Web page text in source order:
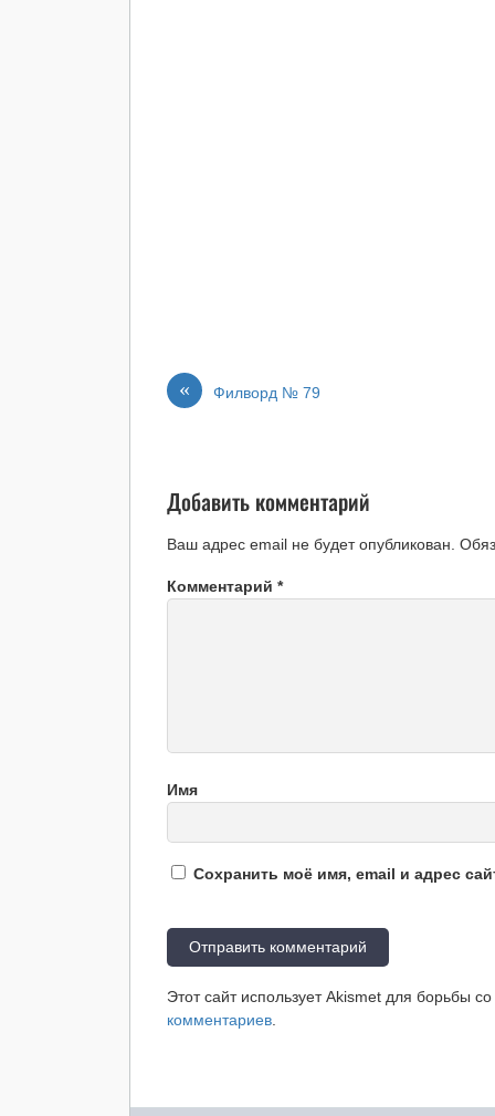
« Филворд № 79
Добавить комментарий
Ваш адрес email не будет опубликован.
Комментарий*
Имя
Сохранить моё имя, email и адрес
Этот сайт использует Akismet для борьбы
комментариев